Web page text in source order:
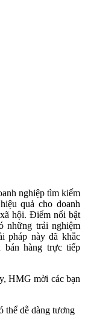
nghiệp tìm kiếm
quả cho doanh
hội. Điểm nổi bật
những trải nghiệm
pháp này đã khắc
bán hàng trực tiếp
HMG mời các bạn